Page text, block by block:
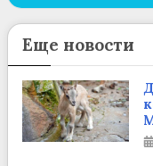
Еще новости